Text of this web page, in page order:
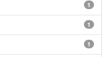
1
1
1